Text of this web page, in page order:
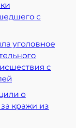
с
уголовное
с
о
кражи из